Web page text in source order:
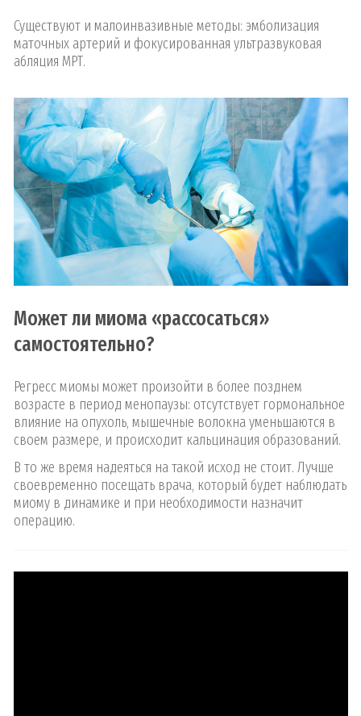
Существуют и малоинвазивные методы: эмболизация
маточных артерий и фокусированная ультразвуковая
абляция МРТ.
Может ли миома «рассосаться»
самостоятельно?
Регресс миомы может произойти в более позднем
возрасте в период менопаузы: отсутствует гормональное
влияние на опухоль, мышечные волокна уменьшаются в
своем размере, и происходит кальцинация образований.
В то же время надеяться на такой исход не стоит. Лучше
своевременно посещать врача, который будет наблюдать
миому в динамике и при необходимости назначит
операцию.